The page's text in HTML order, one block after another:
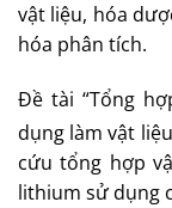
vật liệu, hóa
hóa phân tích.
Đề tài “Tổng
dụng làm vật
cứu tổng hợp
lithium sử dụng